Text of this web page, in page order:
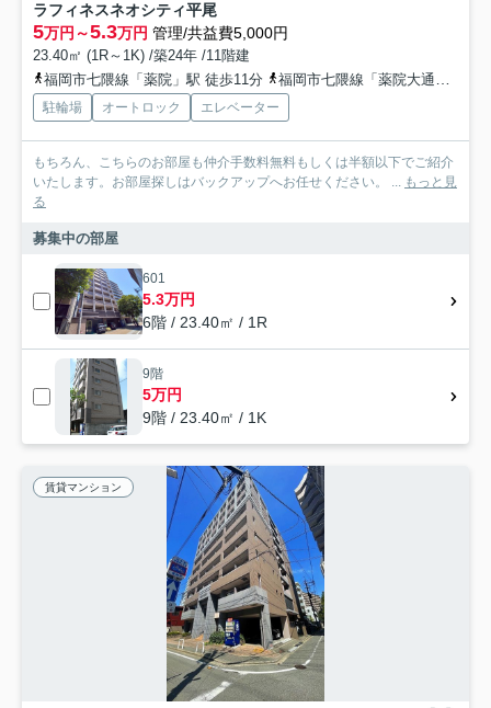
ラフィネスネオシティ平尾
5万円～5.3万円 管理/共益費5,000円
23.40㎡ (1R～1K) /築24年 /11階建
福岡市七隈線「薬院」駅 徒歩11分
福岡市七隈線「薬院大通」駅 徒歩14分
駐輪場 オートロック エレベーター
もちろん、こちらのお部屋も仲介手数料無料もしくは半額以下でご紹介
いたします。お部屋探しはバックアップへお任せください。 ... もっと見
る
募集中の部屋
601
5.3万円
6階 / 23.40㎡ / 1R
9階
5万円
9階 / 23.40㎡ / 1K
賃貸マンション